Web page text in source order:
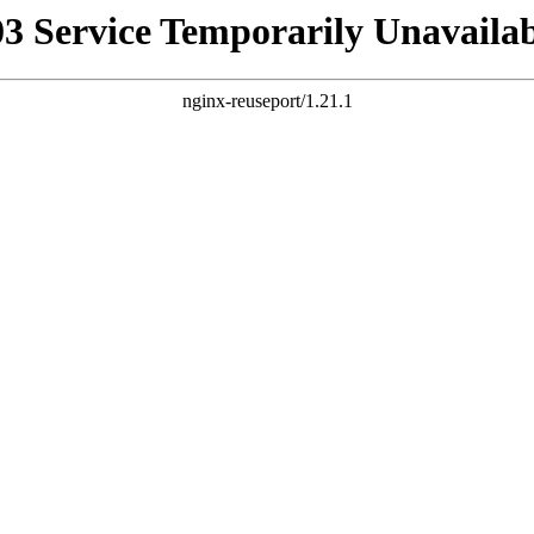
Service Temporarily
nginx-reuseport/1.21.1